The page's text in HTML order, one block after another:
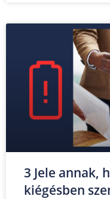
3 Jele annak,
kiégésben